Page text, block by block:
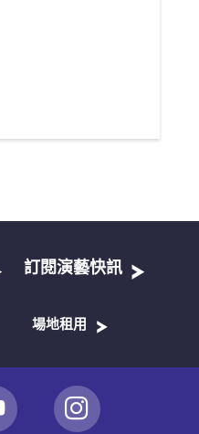
訂閱演藝快訊
場地租用